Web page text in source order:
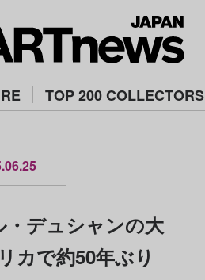
TOP 200 COLLECTORS
・デュシャンの大
カで約50年ぶり